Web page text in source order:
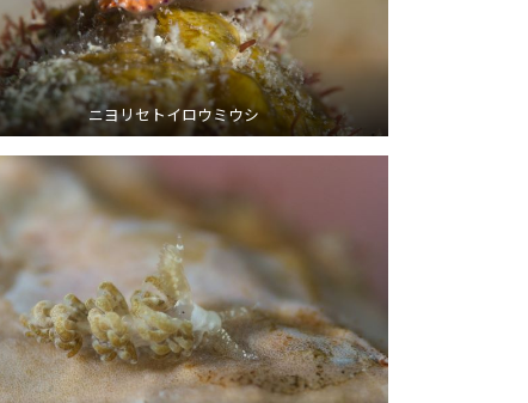
ニヨリセトイロウミウシ